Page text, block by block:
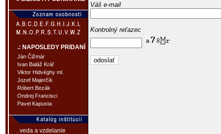
.: NAPOSLEDY PRIDANÍ
Ján Čižmár
Ivan Baláž Kráľ
Viktor Hidvéghy ml.
Jozef Majerčík
Róbert Bezák
Ondrej Francisci
Pavel Kapusta
. veda a vzdelanie
Váš e-mail
Kontrolný reťazec